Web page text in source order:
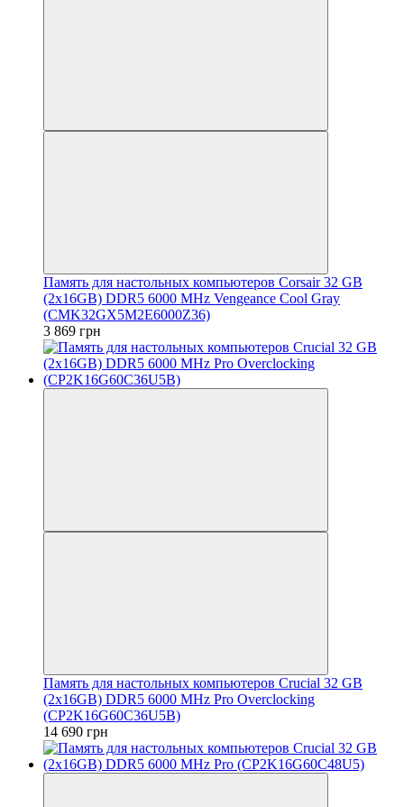
Память для настольных компьютеров Corsair 32 GB
(2x16GB) DDR5 6000 MHz Vengeance Cool Gray
(CMK32GX5M2E6000Z36)
3 869 грн
Память для настольных компьютеров Crucial 32 GB
(2x16GB) DDR5 6000 MHz Pro Overclocking
(CP2K16G60C36U5B)
14 690 грн